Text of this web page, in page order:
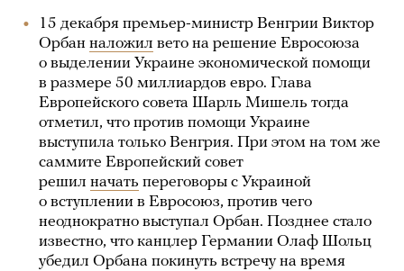
15 декабря премьер-министр Венгрии Виктор
Орбан наложил вето на решение Евросоюза
о выделении Украине экономической помощи
в размере 50 миллиардов евро. Глава
Европейского совета Шарль Мишель тогда
отметил, что против помощи Украине
выступила только Венгрия. При этом на том же
саммите Европейский совет
решил начать переговоры с Украиной
о вступлении в Евросоюз, против чего
неоднократно выступал Орбан. Позднее стало
известно, что канцлер Германии Олаф Шольц
убедил Орбана покинуть встречу на время